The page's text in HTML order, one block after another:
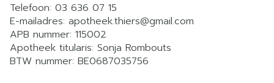
Telefoon: 03 636 07 15
E-mailadres: apotheek.thiers@gmail.com
APB nummer: 115002
Apotheek titularis: Sonja Rombouts
BTW nummer: BE0687035756